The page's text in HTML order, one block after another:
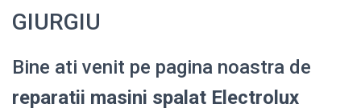
GIURGIU
Bine ati venit pe pagina noastra de
reparatii masini spalat Electrolux